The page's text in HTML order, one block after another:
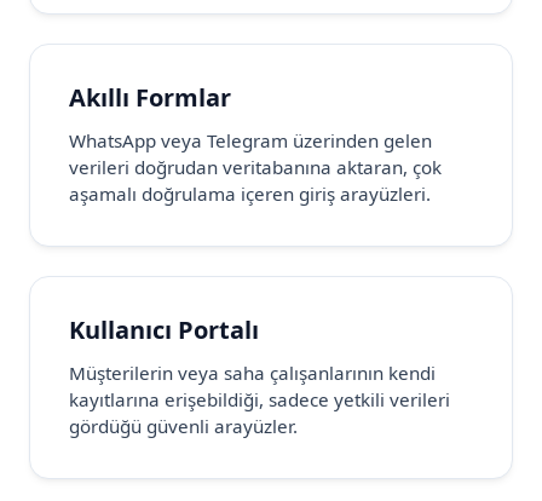
Akıllı Formlar
WhatsApp veya Telegram üzerinden gelen
verileri doğrudan veritabanına aktaran, çok
aşamalı doğrulama içeren giriş arayüzleri.
Kullanıcı Portalı
Müşterilerin veya saha çalışanlarının kendi
kayıtlarına erişebildiği, sadece yetkili verileri
gördüğü güvenli arayüzler.